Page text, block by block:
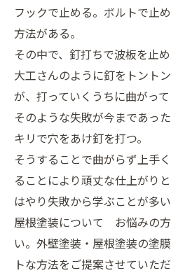
フックで止める。ボルトで止
方法がある。
その中で、釘打ちで波板を止
大工さんのように釘をトント
が、打っていくうちに曲がって
そのような失敗が今まであっ
キリで穴をあけ釘を打つ。
そうすることで曲がらず上手
ることにより頑丈な仕上がりと
はやり失敗から学ぶことが多い
屋根塗装について お悩みの
い。外壁塗装・屋根塗装の塗
トな方法をご提案させていただ